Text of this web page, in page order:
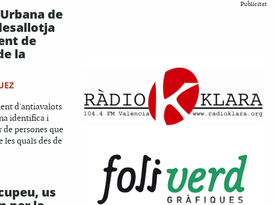
de
de
la
d'antiavalots
identifica i
de persones que
les quals des de
us
Publicitat